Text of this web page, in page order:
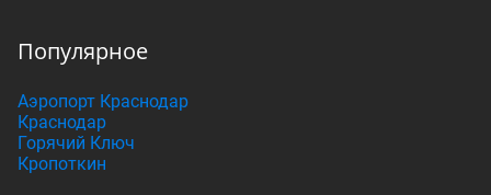
Популярное
Аэропорт Краснодар
Краснодар
Горячий Ключ
Кропоткин